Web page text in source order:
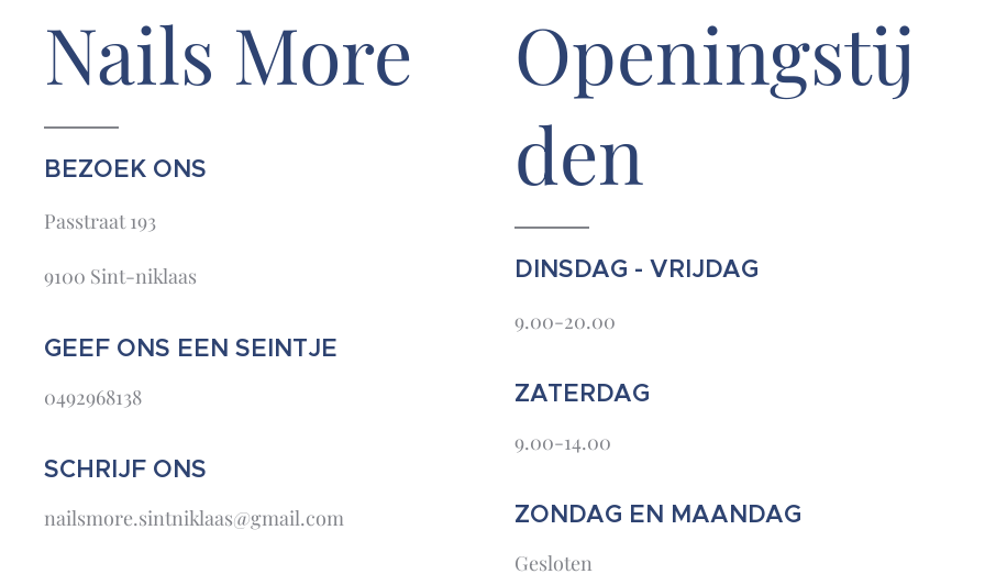
Nails More
BEZOEK ONS
Passtraat 193
9100 Sint-niklaas
GEEF ONS EEN SEINTJE
0492968138
SCHRIJF ONS
nailsmore.sintniklaas@gmail.com
Openingstij
den
DINSDAG - VRIJDAG
9.00-20.00
ZATERDAG
9.00-14.00
ZONDAG EN MAANDAG
Gesloten